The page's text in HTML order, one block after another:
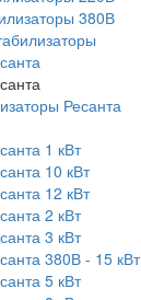
380В
Ресанта
1 кВт
10 кВт
12 кВт
2 кВт
3 кВт
380В - 15 кВт
5 кВт